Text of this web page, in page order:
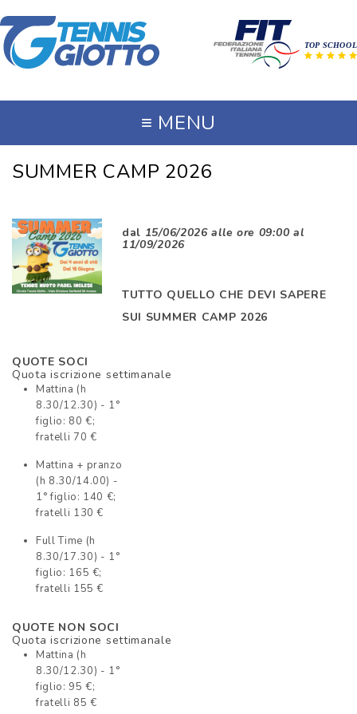
≡ MENU
SUMMER CAMP 2026
dal 15/06/2026 alle ore 09:00 al
11/09/2026
TUTTO QUELLO CHE DEVI SAPERE
SUI SUMMER CAMP 2026
QUOTE SOCI
Quota iscrizione settimanale
Mattina (h
8.30/12.30) - 1°
figlio: 80 €;
fratelli 70 €
Mattina + pranzo
(h 8.30/14.00) -
1° figlio: 140 €;
fratelli 130 €
Full Time (h
8.30/17.30) - 1°
figlio: 165 €;
fratelli 155 €
QUOTE NON SOCI
Quota iscrizione settimanale
Mattina (h
8.30/12.30) - 1°
figlio: 95 €;
fratelli 85 €